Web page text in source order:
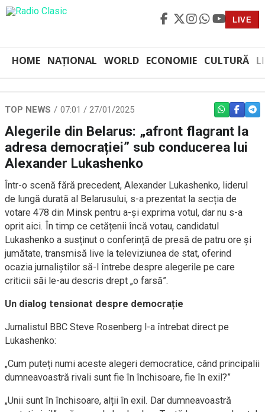
LIVE
HOME NAȚIONAL WORLD ECONOMIE CULTURĂ
TOP NEWS 07:01 / 27/01/2025 WHATSAPP
Alegerile din Belarus: „afront flagrant la
adresa democrației” sub conducerea lui
Alexander Lukashenko
Într-o scenă fără precedent, Alexander Lukashenko, liderul
de lungă durată al Belarusului, s-a prezentat la secția de
votare 478 din Minsk pentru a-și exprima votul, dar nu s-a
oprit aici. În timp ce cetățenii încă votau, candidatul
Lukashenko a susținut o conferință de presă de patru ore și
jumătate, transmisă live la televiziunea de stat, oferind
ocazia jurnaliștilor să-l întrebe despre alegerile pe care
criticii săi le-au descris drept „o farsă”.
Un dialog tensionat despre democrație
Jurnalistul BBC Steve Rosenberg l-a întrebat direct pe
Lukashenko:
„Cum puteți numi aceste alegeri democratice, când principalii
dumneavoastră rivali sunt fie în închisoare, fie în exil?”
„Unii sunt în închisoare, alții în exil. Dar dumneavoastră